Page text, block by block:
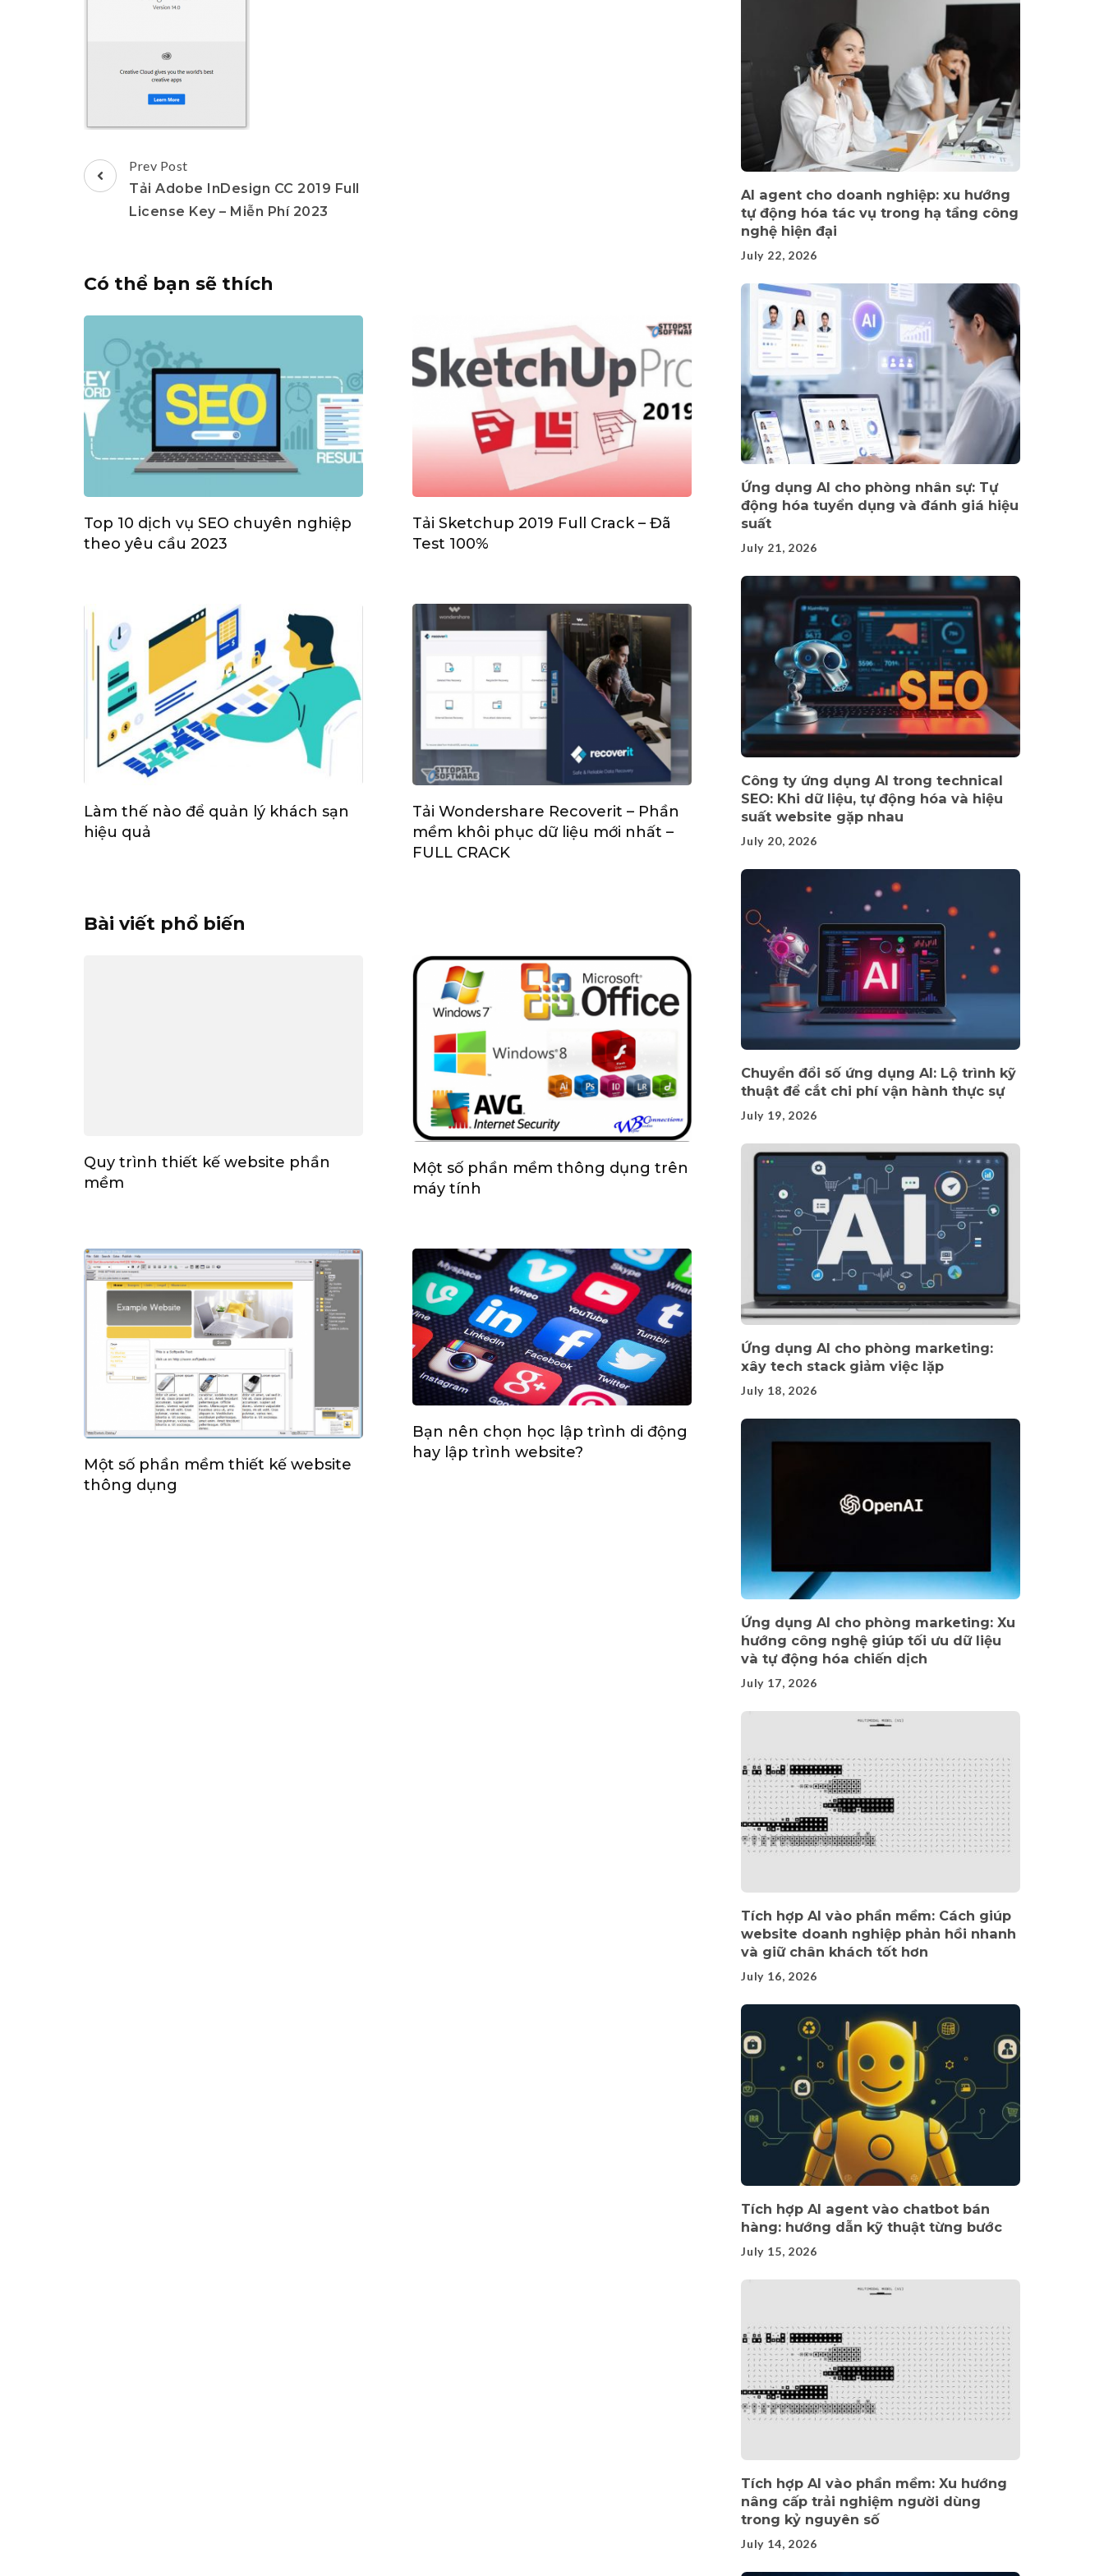
Post
Navigation
Prev Post
Tải Adobe InDesign CC 2019 Full
License Key – Miễn Phí 2023
Có thể bạn sẽ thích
Top 10 dịch vụ SEO chuyên nghiệp
theo yêu cầu 2023
Tải Sketchup 2019 Full Crack – Đã
Test 100%
Làm thế nào để quản lý khách sạn
hiệu quả
Tải Wondershare Recoverit – Phần
mềm khôi phục dữ liệu mới nhất –
FULL CRACK
Bài viết phổ biến
Quy trình thiết kế website phần
mềm
Một số phần mềm thông dụng trên
máy tính
Một số phần mềm thiết kế website
thông dụng
Bạn nên chọn học lập trình di động
hay lập trình website?
AI agent cho doanh nghiệp: xu hướng
tự động hóa tác vụ trong hạ tầng công
nghệ hiện đại
July 22, 2026
Ứng dụng AI cho phòng nhân sự: Tự
động hóa tuyển dụng và đánh giá hiệu
suất
July 21, 2026
Công ty ứng dụng AI trong technical
SEO: Khi dữ liệu, tự động hóa và hiệu
suất website gặp nhau
July 20, 2026
Chuyển đổi số ứng dụng AI: Lộ trình kỹ
thuật để cắt chi phí vận hành thực sự
July 19, 2026
Ứng dụng AI cho phòng marketing:
xây tech stack giảm việc lặp
July 18, 2026
Ứng dụng AI cho phòng marketing: Xu
hướng công nghệ giúp tối ưu dữ liệu
và tự động hóa chiến dịch
July 17, 2026
Tích hợp AI vào phần mềm: Cách giúp
website doanh nghiệp phản hồi nhanh
và giữ chân khách tốt hơn
July 16, 2026
Tích hợp AI agent vào chatbot bán
hàng: hướng dẫn kỹ thuật từng bước
July 15, 2026
Tích hợp AI vào phần mềm: Xu hướng
nâng cấp trải nghiệm người dùng
trong kỷ nguyên số
July 14, 2026